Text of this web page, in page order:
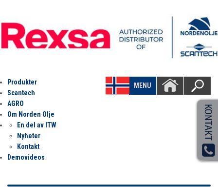
MENU
Produkter
Scantech
AGRO
Om Norden Olje
En del av ITW
Nyheter
Kontakt
Demovideos